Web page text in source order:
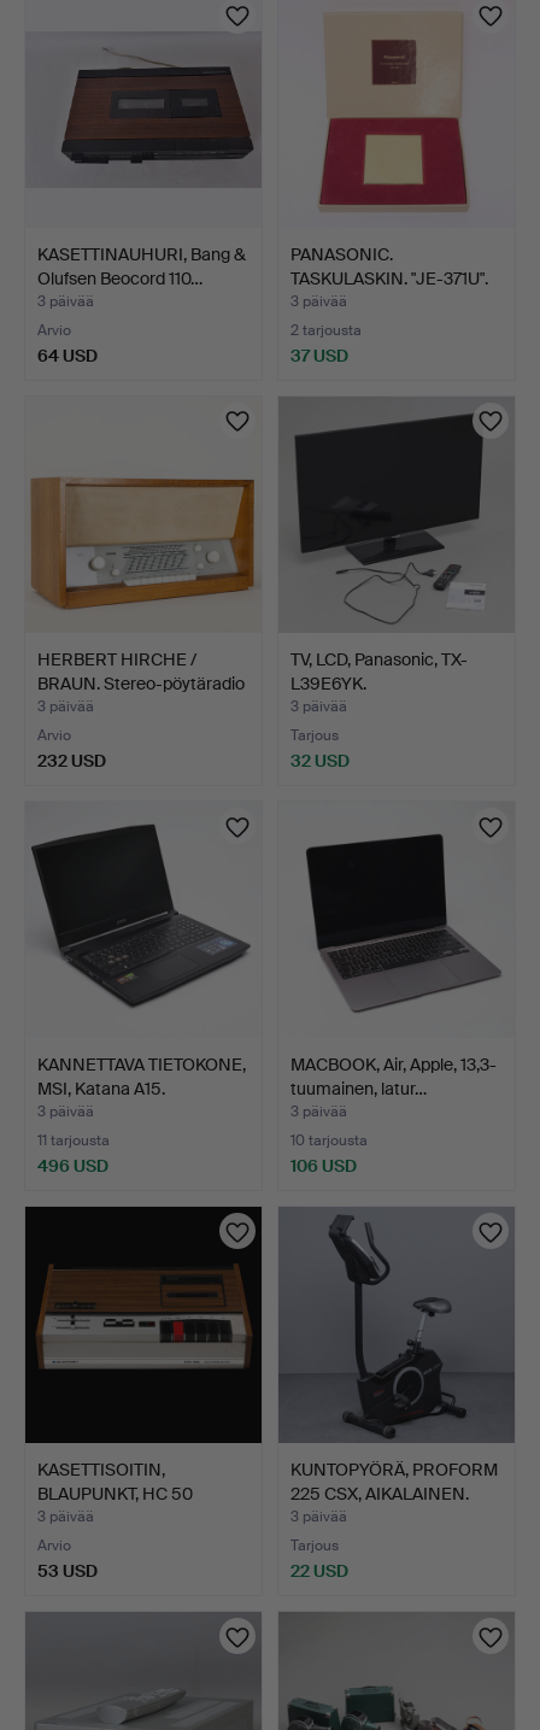
KASETTINAUHURI, Bang &
Olufsen Beocord 110…
3 päivää
Arvio
64 USD
PANASONIC.
TASKULASKIN. "JE-371U".
JAPANI,…
3 päivää
2 tarjousta
37 USD
HERBERT HIRCHE /
BRAUN. Stereo-pöytäradio
…
3 päivää
Arvio
232 USD
TV, LCD, Panasonic, TX-
L39E6YK.
3 päivää
Tarjous
32 USD
KANNETTAVA TIETOKONE,
MSI, Katana A15.
3 päivää
11 tarjousta
496 USD
MACBOOK, Air, Apple, 13,3-
tuumainen, latur…
3 päivää
10 tarjousta
106 USD
KASETTISOITIN,
BLAUPUNKT, HC 50
TYYPPI 7 6…
3 päivää
Arvio
53 USD
KUNTOPYÖRÄ, PROFORM
225 CSX, AIKALAINEN.
3 päivää
Tarjous
22 USD